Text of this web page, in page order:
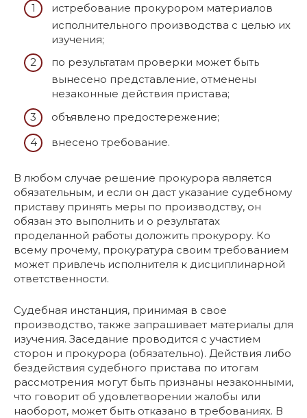
истребование прокурором материалов
исполнительного производства с целью их
изучения;
по результатам проверки может быть
вынесено представление, отменены
незаконные действия пристава;
объявлено предостережение;
внесено требование.
В любом случае решение прокурора является
обязательным, и если он даст указание судебному
приставу принять меры по производству, он
обязан это выполнить и о результатах
проделанной работы доложить прокурору. Ко
всему прочему, прокуратура своим требованием
может привлечь исполнителя к дисциплинарной
ответственности.
Судебная инстанция, принимая в свое
производство, также запрашивает материалы для
изучения. Заседание проводится с участием
сторон и прокурора (обязательно). Действия либо
бездействия судебного пристава по итогам
рассмотрения могут быть признаны незаконными,
что говорит об удовлетворении жалобы или
наоборот, может быть отказано в требованиях. В